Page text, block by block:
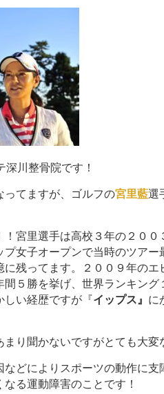
深川整骨院です！
ってますが、ゴルフの宮里藍選
！宮里選手は高校３年の２００
女子オープンで当時のツアー
に残ってます。２００９年の
５勝を挙げ、世界ランキング
しい経歴ですが『イップス』 に
まり聞かないですがとても大変
などによりスポーツの動作に支
る運動障害のことです！